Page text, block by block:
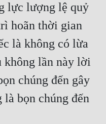
lực lượng lệ quỷ
hoãn thời gian
là không có lừa
không lần này lời
chúng đến gây
là bọn chúng đến